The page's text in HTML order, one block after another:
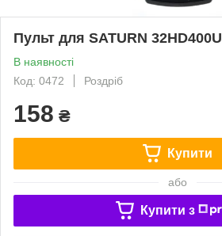
Пульт для SATURN 32HD400U
В наявності
Код: 0472
Роздріб
158 ₴
Купити
або
Купити з